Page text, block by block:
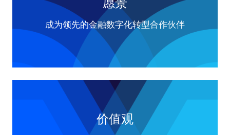
成为领先的金融数字化转型合作伙伴
价值观